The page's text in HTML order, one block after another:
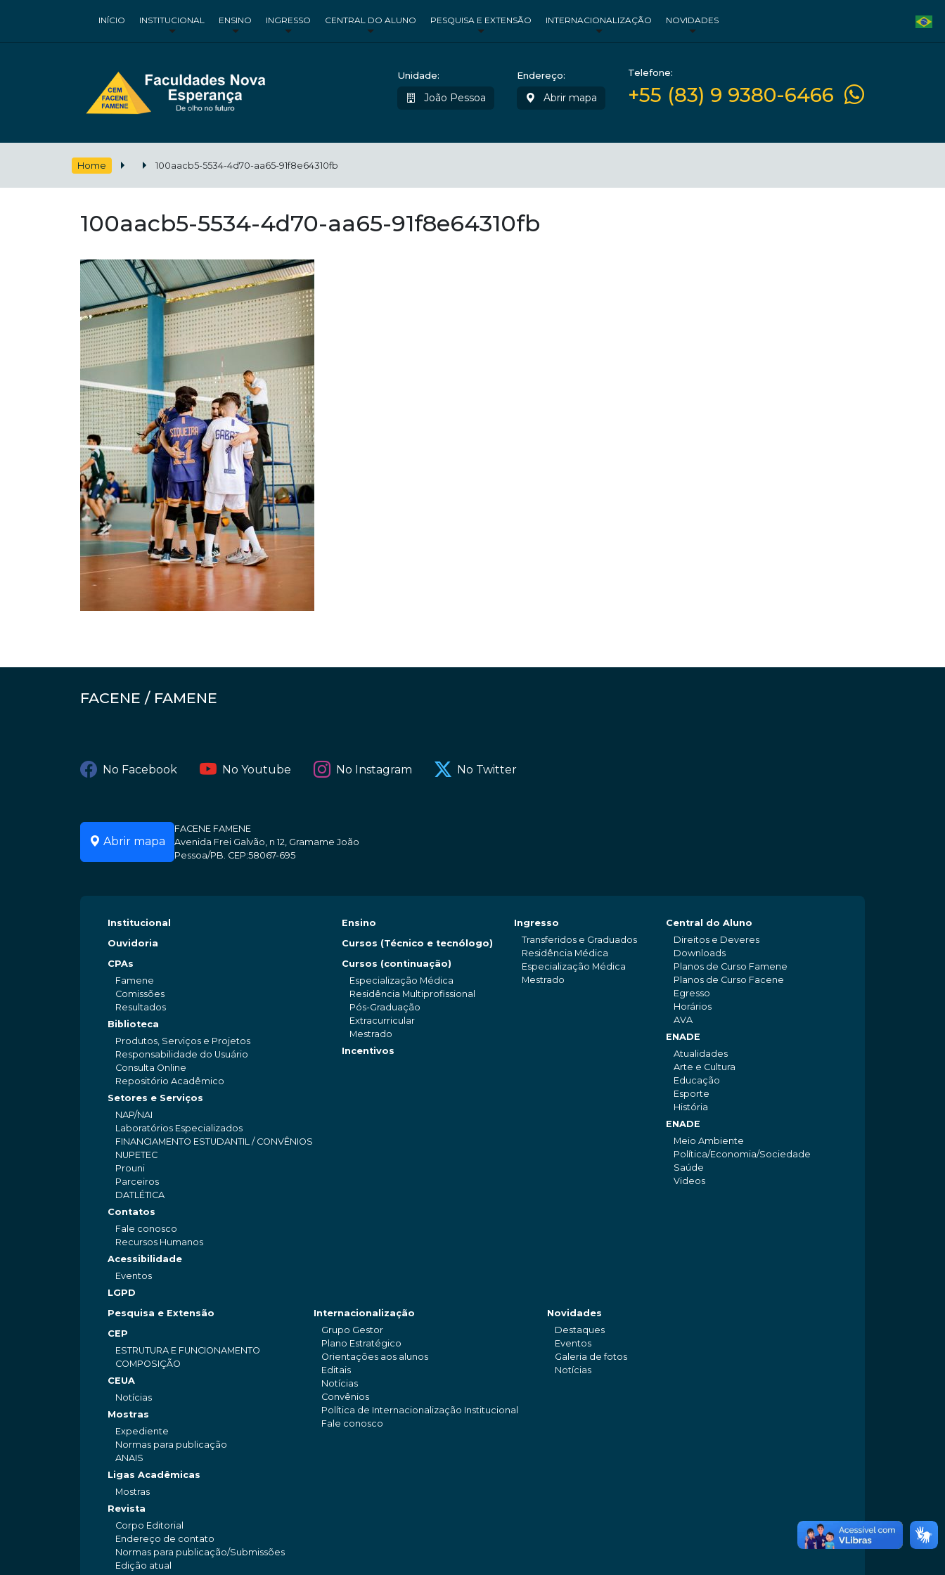
INÍCIO INSTITUCIONAL ENSINO INGRESSO CENTRAL DO ALUNO PESQUISA E EXTENSÃO INTERNACIONALIZAÇÃO NOVIDADES
Unidade:
João Pessoa
Endereço:
Abrir mapa
Telefone:
+55 (83) 9 9380-6466
Home 100aacb5-5534-4d70-aa65-91f8e64310fb
100aacb5-5534-4d70-aa65-91f8e64310fb
FACENE / FAMENE
No Facebook No Youtube No Instagram No Twitter
Abrir mapa
FACENE FAMENE
Avenida Frei Galvão, n 12, Gramame João
Pessoa/PB. CEP:58067-695
Institucional
Ouvidoria
CPAs
Famene
Comissões
Resultados
Biblioteca
Produtos, Serviços e Projetos
Responsabilidade do Usuário
Consulta Online
Repositório Acadêmico
Setores e Serviços
NAP/NAI
Laboratórios Especializados
FINANCIAMENTO ESTUDANTIL / CONVÊNIOS
NUPETEC
Prouni
Parceiros
DATLÉTICA
Contatos
Fale conosco
Recursos Humanos
Acessibilidade
Eventos
LGPD
Ensino
Cursos (Técnico e tecnólogo)
Cursos (continuação)
Especialização Médica
Residência Multiprofissional
Pós-Graduação
Extracurricular
Mestrado
Incentivos
Ingresso
Transferidos e Graduados
Residência Médica
Especialização Médica
Mestrado
Central do Aluno
Direitos e Deveres
Downloads
Planos de Curso Famene
Planos de Curso Facene
Egresso
Horários
AVA
ENADE
Atualidades
Arte e Cultura
Educação
Esporte
História
ENADE
Meio Ambiente
Política/Economia/Sociedade
Saúde
Videos
Pesquisa e Extensão
CEP
ESTRUTURA E FUNCIONAMENTO
COMPOSIÇÃO
CEUA
Notícias
Mostras
Expediente
Normas para publicação
ANAIS
Ligas Acadêmicas
Mostras
Revista
Corpo Editorial
Endereço de contato
Normas para publicação/Submissões
Edição atual
Internacionalização
Grupo Gestor
Plano Estratégico
Orientações aos alunos
Editais
Notícias
Convênios
Política de Internacionalização Institucional
Fale conosco
Novidades
Destaques
Eventos
Galeria de fotos
Notícias